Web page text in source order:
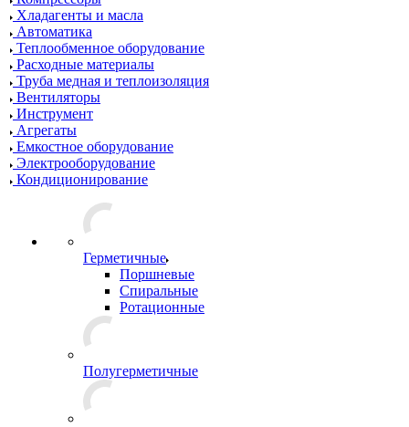
Хладагенты и масла
Автоматика
Теплообменное оборудование
Расходные материалы
Труба медная и теплоизоляция
Вентиляторы
Инструмент
Агрегаты
Емкостное оборудование
Электрооборудование
Кондиционирование
Герметичные
Поршневые
Спиральные
Ротационные
Полугерметичные